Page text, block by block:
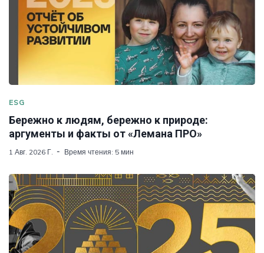
ESG
Бережно к людям, бережно к природе:
аргументы и факты от «Лемана ПРО»
1 Авг. 2026 Г. Время чтения: 5 мин